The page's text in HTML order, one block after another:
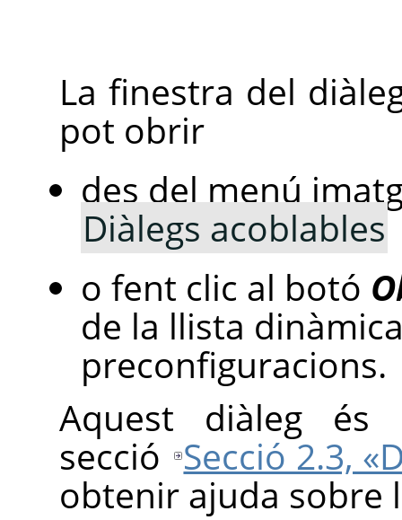
La finestra del
pot obrir
des del menú
Diàlegs acoblables
o fent clic al botó
de la llista
preconfiguracions.
Aquest diàleg és
secció Secció 2.3,
obtenir ajuda sobre